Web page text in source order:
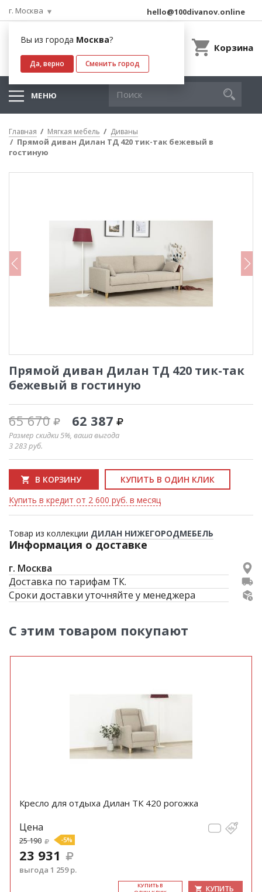
г. Москва
Вы из города Москва?
Да, верно Сменить город
hello@100divanov.online
Корзина
МЕНЮ
Главная Мягкая мебель Диваны
Прямой диван Дилан ТД 420 тик-так бежевый в
гостиную
Прямой диван Дилан ТД 420 тик-так
бежевый в гостиную
65 670 62 387
Размер скидки 5%, ваша выгода
3 283руб.
В КОРЗИНУ
КУПИТЬ В ОДИН КЛИК
Купить в кредит от 2 600 руб. в месяц
Товар из коллекции ДИЛАН НИЖЕГОРОДМЕБЕЛЬ
Информация о доставке
г. Москва
Доставка по тарифам ТК.
Сроки доставки уточняйте у менеджера
С этим товаром покупают
Кресло для отдыха Дилан ТК 420 рогожка
Цена
25 190 -5%
23 931
выгода 1 259 р.
КУ­ПИТЬ В
КУПИТЬ